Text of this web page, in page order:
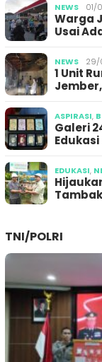
NEWS 01/
Warga
Usai
NEWS 29/
1 Unit
ASPIRASI,
Galeri
Edukasi
EDUKASI,
TNI/POLRI